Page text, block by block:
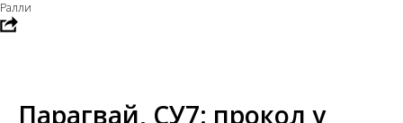
Ралли
Парагвай, СУ7: прокол у